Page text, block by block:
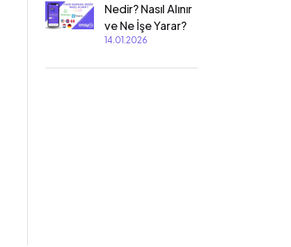
Nedir? Nasıl Alınır
ve Ne İşe Yarar?
14.01.2026